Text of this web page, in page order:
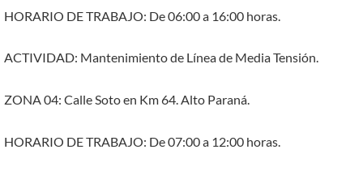
HORARIO DE TRABAJO: De 06:00 a 16:00 horas.
ACTIVIDAD: Mantenimiento de Línea de Media Tensión.
ZONA 04: Calle Soto en Km 64. Alto Paraná.
HORARIO DE TRABAJO: De 07:00 a 12:00 horas.